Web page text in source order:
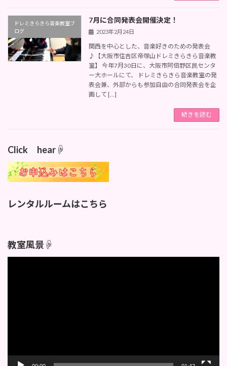
ドレミきらきら音楽教室ブ
ログ
7月に合同発表会開催決定！
2023年2月24日
関西を中心とした、音楽好きのための発表会
♪【大阪市住吉区帝塚山ドレミきらきら音楽教
室】 今年7月30日に、大阪市阿倍野区民センタ
ー大ホールにて、 ドレミきらきら音楽教室の発
表会兼、外部からも参加自由の合同発表会を企
画して […]
続きを読む
Click hear☟
レンタルルームはこちら
教室風景☟